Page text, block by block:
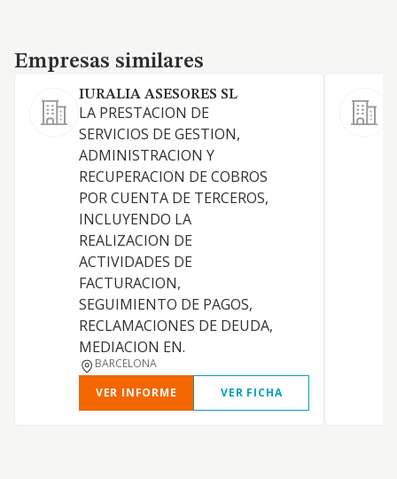
Empresas similares
Empresas similares
IURALIA ASESORES SL
LA PRESTACION DE
SERVICIOS DE GESTION,
ADMINISTRACION Y
RECUPERACION DE COBROS
POR CUENTA DE TERCEROS,
INCLUYENDO LA
REALIZACION DE
ACTIVIDADES DE
FACTURACION,
SEGUIMIENTO DE PAGOS,
RECLAMACIONES DE DEUDA,
MEDIACION EN.
BARCELONA
VER INFORME
VER FICHA